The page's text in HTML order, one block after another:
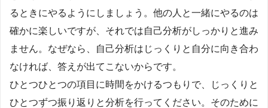
るときにやるようにしましょう。他の人と一緒にやるのは
確かに楽しいですが、それでは自己分析がしっかりと進み
ません。なぜなら、自己分析はじっくりと自分に向き合わ
なければ、答えが出てこないからです。
ひとつひとつの項目に時間をかけるつもりで、じっくりと
ひとつずつ振り返りと分析を行ってください。そのために